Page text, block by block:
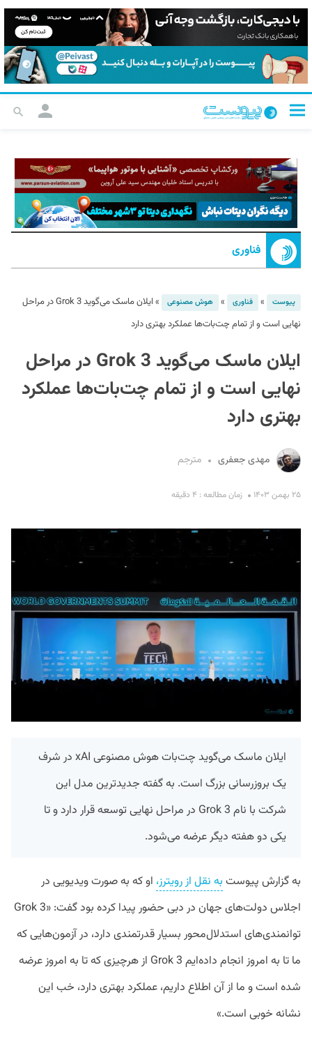
فناوری
پیوست » فناوری » هوش مصنوعی »
ایلان ماسک می‌گوید Grok 3 در مراحل
نهایی است و از تمام چت‌بات‌ها عملکرد بهتری دارد
ایلان ماسک می‌گوید Grok 3 در مراحل
نهایی است و از تمام چت‌بات‌ها عملکرد
بهتری دارد
مهدی جعفری مترجم
۲۵ بهمن ۱۴۰۳ زمان مطالعه : ۴ دقیقه
ایلان ماسک می‌گوید چت‌بات هوش مصنوعی xAI در شرف
یک بروزرسانی بزرگ است. به گفته جدید‌ترین مدل این
شرکت با نام Grok 3 در مراحل نهایی توسعه قرار دارد و تا
یکی دو هفته دیگر عرضه می‌شود.
به گزارش پیوست به نقل از رویترز، او که به صورت ویدیویی در
اجلاس دولت‌های جهان در دبی حضور پیدا کرده بود گفت: «Grok 3
توانمندی‌های استدلال‌محور بسیار قدرتمندی دارد، در آزمون‌هایی که
ما تا به امروز انجام داده‌ایم Grok 3 از هرچیزی که تا به امروز عرضه
شده است و ما از آن اطلاع داریم، عملکرد بهتری دارد، خب این
نشانه خوبی است.»